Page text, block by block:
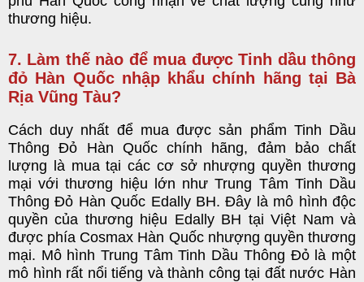
thương hiệu.
7. Làm thế nào để mua được Tinh dầu thông
đỏ Hàn Quốc nhập khẩu chính hãng tại Bà
Rịa Vũng Tàu?
Cách duy nhất để mua được sản phẩm Tinh Dầu
Thông Đỏ Hàn Quốc chính hãng, đảm bảo chất
lượng là mua tại các cơ sở nhượng quyền thương
mại với thương hiệu lớn như Trung Tâm Tinh Dầu
Thông Đỏ Hàn Quốc Edally BH. Đây là mô hình độc
quyền của thương hiệu Edally BH tại Việt Nam và
được phía Cosmax Hàn Quốc nhượng quyền thương
mại. Mô hình Trung Tâm Tinh Dầu Thông Đỏ là một
mô hình rất nổi tiếng và thành công tại đất nước Hàn